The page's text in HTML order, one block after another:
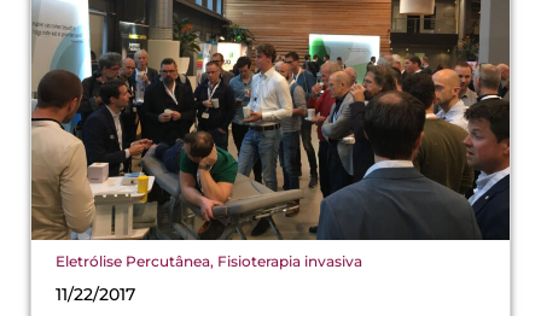
Eletrólise Percutânea, Fisioterapia invasiva
11/22/2017